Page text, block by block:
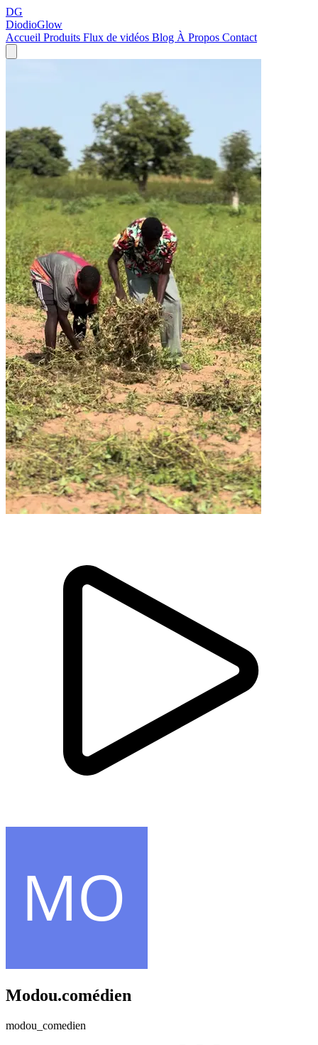
DG
DiodioGlow
Accueil Produits Flux de vidéos Blog À Propos Contact
Modou.comédien
modou_comedien